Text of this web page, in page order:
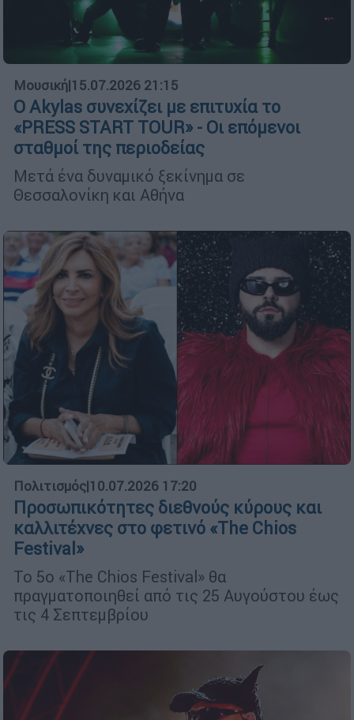
Μουσική|15.07.2026 21:15
Ο Akylas συνεχίζει με επιτυχία το
«PRESS START TOUR» - Οι επόμενοι
σταθμοί της περιοδείας
Μετά ένα δυναμικό ξεκίνημα σε
Θεσσαλονίκη και Αθήνα
Πολιτισμός|10.07.2026 17:20
Προσωπικότητες διεθνούς κύρους και
καλλιτέχνες στο φετινό «The Chios
Festival»
Το 5ο «The Chios Festival» θα
πραγματοποιηθεί από τις 25 Αυγούστου έως
τις 4 Σεπτεμβρίου